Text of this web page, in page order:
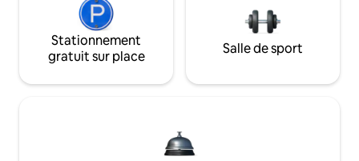
Stationnement
gratuit sur place
Salle de sport